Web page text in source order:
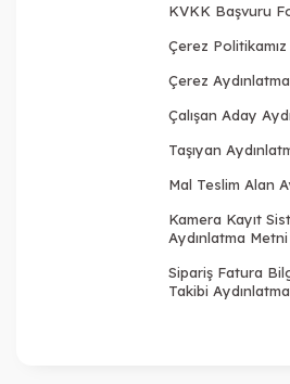
KVKK Başvuru
Çerez Politikamız
Çerez
Çalışan Aday
Taşıyan
Mal Teslim Alan
Kamera Kayıt
Aydınlatma Metni
Sipariş Fatura
Takibi